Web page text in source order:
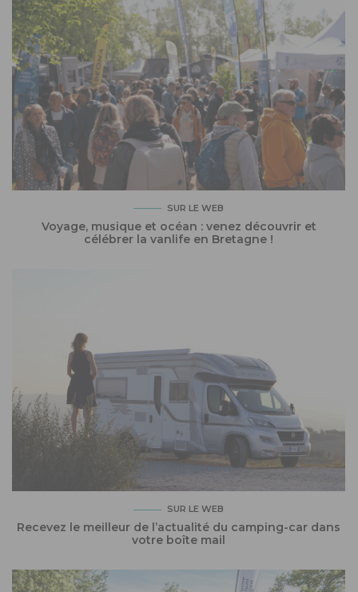
SUR LE WEB
Voyage, musique et océan : venez découvrir et
célébrer la vanlife en Bretagne !
SUR LE WEB
Recevez le meilleur de l’actualité du camping-car dans
votre boîte mail